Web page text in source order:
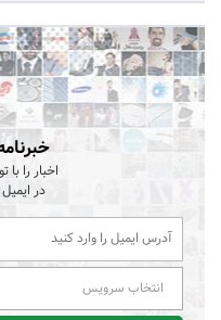
اخبار را
در
انتخاب سرویس